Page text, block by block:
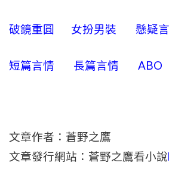
破鏡重圓 女扮男裝 懸疑
短篇言情 長篇言情 ABO
文章作者：蒼野之鷹
文章發行網站：蒼野之鷹看小說